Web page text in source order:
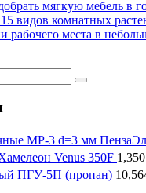
мягкую мебель в
15 видов комнатных
рабочего места в
МР-3 d=3 мм
Venus 350F
ПГУ-5П (пропан)